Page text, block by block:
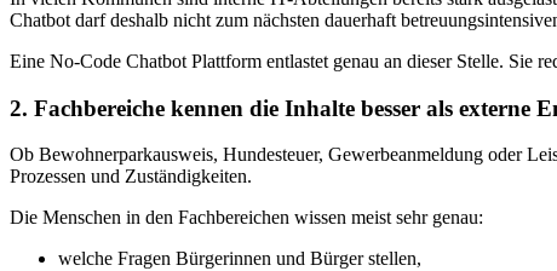
Chatbot darf deshalb nicht zum nächsten dauerhaft
Eine No-Code Chatbot Plattform entlastet genau an dieser Stelle. Sie
2. Fachbereiche kennen die Inhalte besser als externe
Ob Bewohnerparkausweis, Hundesteuer, Gewerbeanmeldung oder
Prozessen und Zuständigkeiten.
Die Menschen in den Fachbereichen wissen meist sehr genau:
welche Fragen Bürgerinnen und Bürger stellen,